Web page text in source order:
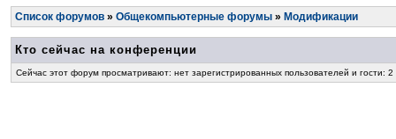
Список форумов » Общекомпьютерные форумы » Модификации
Кто сейчас на конференции
Сейчас этот форум просматривают: нет зарегистрированных пользователей и гости: 2